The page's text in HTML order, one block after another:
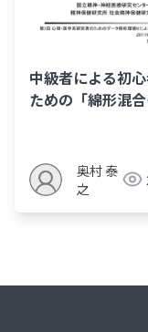
中級者による初
ための「綿形混
奥村 泰
之